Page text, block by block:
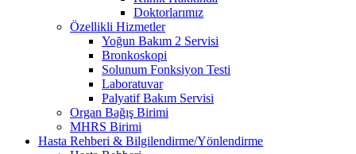
Doktorlarımız
Özellikli Hizmetler
Yoğun Bakım 2 Servisi
Bronkoskopi
Solunum Fonksiyon Testi
Laboratuvar
Palyatif Bakım Servisi
Organ Bağış Birimi
MHRS Birimi
Hasta Rehberi & Bilgilendirme/Yönlendirme